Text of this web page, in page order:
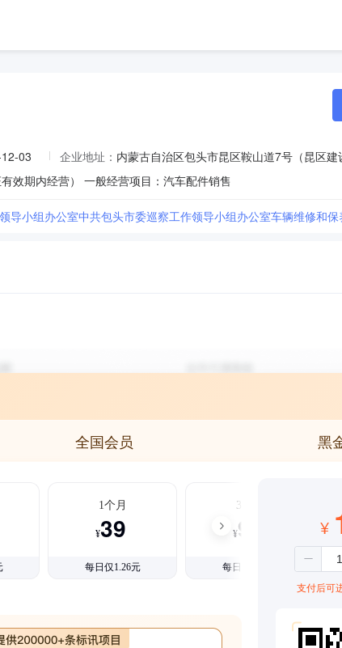
03 企业地址： 内蒙古自治区包头市昆区鞍山道7号（昆区建
效期内经营） 一般经营项目：汽车配件销售
导小组办公室中共包头市委巡察工作领导小组办公室车辆维修和
全国会员 黑
1个月
¥39
每日仅1.26元
3个月
¥99
每日仅1.08元
¥
支付后可